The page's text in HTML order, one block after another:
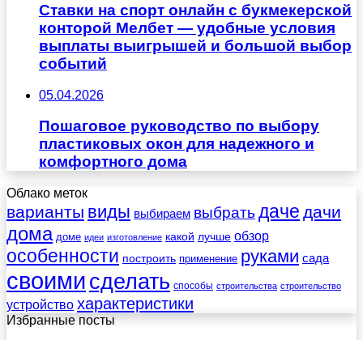
Ставки на спорт онлайн с букмекерской
конторой Мелбет — удобные условия
выплаты выигрышей и большой выбор
событий
05.04.2026
Пошаговое руководство по выбору
пластиковых окон для надежного и
комфортного дома
Облако меток
варианты виды выбираем выбрать даче дачи
дома доме идеи изготовление какой лучше обзор
особенности построить применение руками сада
своими сделать способы строительства строительство
устройство характеристики
Избранные посты